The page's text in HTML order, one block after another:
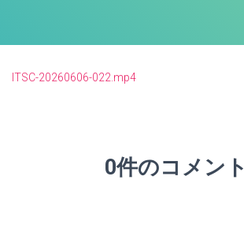
ITSC-20260606-022.mp4
0件のコメント